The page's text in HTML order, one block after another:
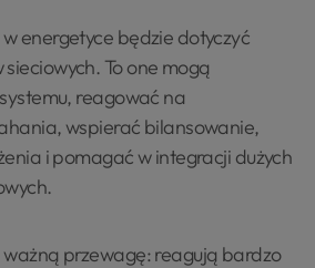
energetyce będzie dotyczyć
To one mogą
reagować na
wspierać bilansowanie,
i pomagać w integracji dużych
przewagę: reagują bardzo